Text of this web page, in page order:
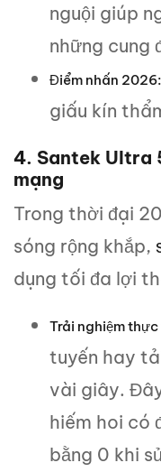
nguội giúp
những cung
Điểm nhấn 2026:
giấu kín
4. Santek Ultra
mạng
Trong thời đại
sóng rộng khắp,
dụng tối đa lợi
Trải nghiệm thực
tuyến hay
vài giây.
hiếm hoi có
bằng 0 khi